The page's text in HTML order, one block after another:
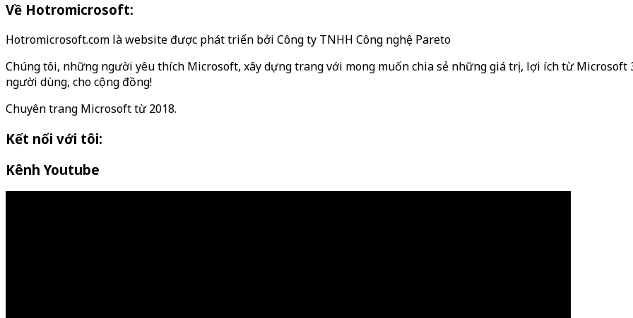
Về Hotromicrosoft:
Hotromicrosoft.com là website được phát triển bởi Công ty TNHH Công nghệ Pareto
Chúng tôi, những người yêu thích Microsoft, xây dựng trang với mong muốn chia sẻ những giá trị, lợi ích từ Microsoft
người dùng, cho cộng đồng!
Chuyên trang Microsoft từ 2018.
Kết nối với tôi:
Kênh Youtube